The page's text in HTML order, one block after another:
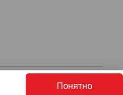
уведомления. Возможны
Понятно